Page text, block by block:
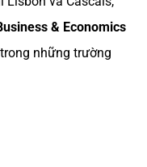
& Economics
những trường